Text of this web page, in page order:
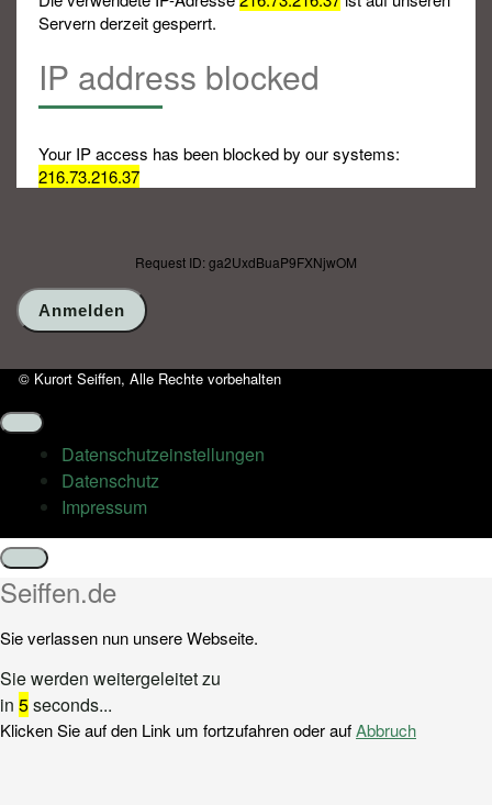
Servern derzeit gesperrt.
IP address blocked
Your IP access has been blocked by our systems:
216.73.216.37
Request ID: ga2UxdBuaP9FXNjwOM
© Kurort Seiffen, Alle Rechte vorbehalten
Datenschutz­einstellungen
Datenschutz
Impressum
Schließen
Seiffen.de
Sie verlassen nun unsere Webseite.
Sie werden weitergeleitet zu
in 5seconds...
Klicken Sie auf den Link um fortzufahren oder aufAbbruch